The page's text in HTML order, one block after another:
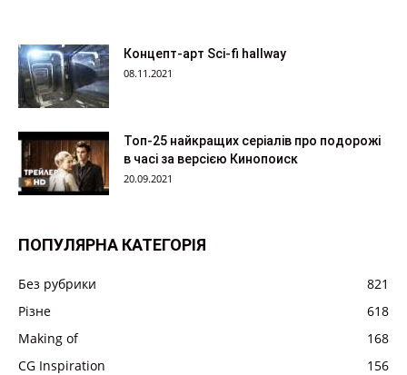
Концепт-арт Sci-fi hallway
08.11.2021
Топ-25 найкращих серіалів про подорожі
в часі за версією Кинопоиск
20.09.2021
ПОПУЛЯРНА КАТЕГОРІЯ
Без рубрики
821
Різне
618
Making of
168
CG Inspiration
156